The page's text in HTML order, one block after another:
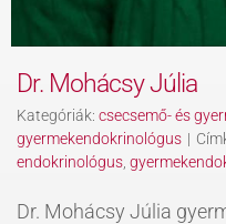
Dr. Mohácsy Júlia
Kategóriák: csecsemő- és
gyermekendokrinológus |
endokrinológus
Dr. Mohácsy Júlia